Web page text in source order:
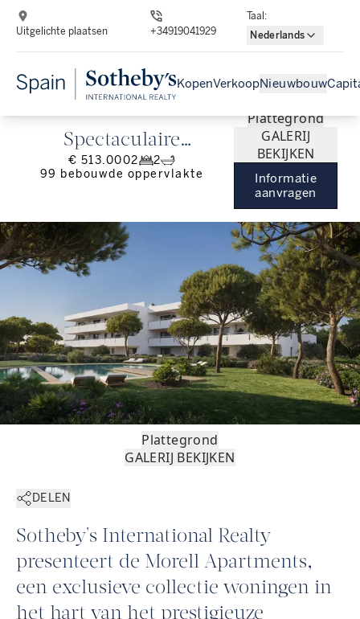
Uitgelichte plaatsen +34919041929
Taal :
Nederlands
KopenVerkoopNieuwbouw
Spectaculaire
nieuwbouwflat met
€ 513.0002
2
99 bebouwde oppervlakte
Plattegrond
GALERIJ
BEKIJKEN
Informatie
aanvragen
Plattegrond
GALERIJ BEKIJKEN
DELEN
Sotheby's International Realty
presenteert de Morell Apartments,
een exclusieve collectie woningen in
het hart van het prestigieuze